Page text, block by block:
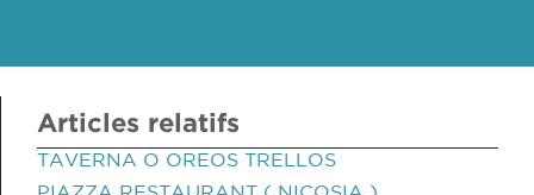
Articles relatifs
TAVERNA O OREOS TRELLOS